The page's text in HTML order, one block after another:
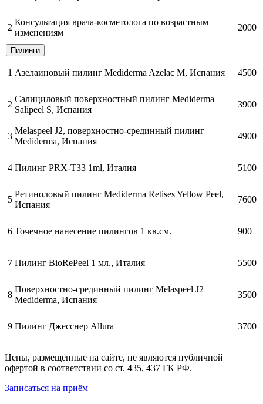
2
Консультация врача-косметолога по возрастным
изменениям
2000
Пилинги
1 Азелаиновый пилинг Mediderma Azelac M, Испания 4500
2
Cалициловый поверхностный пилинг Mediderma
Salipeel S, Испания
3900
3
Melaspeel J2, поверхностно-срединный пилинг
Mediderma, Испания
4900
4 Пилинг PRX-T33 1ml, Италия 5100
5
Ретиноловый пилинг Mediderma Retises Yellow Peel,
Испания
7600
6 Точечное нанесение пилингов 1 кв.см. 900
7 Пилинг BioRePeel 1 мл., Италия 5500
8
Поверхностно-срединный пилинг Melaspeel J2
Mediderma, Испания
3500
9 Пилинг Джесснер Allura 3700
Цены, размещённые на сайте, не являются публичной
офертой в соответствии со ст. 435, 437 ГК РФ.
Записаться на приём